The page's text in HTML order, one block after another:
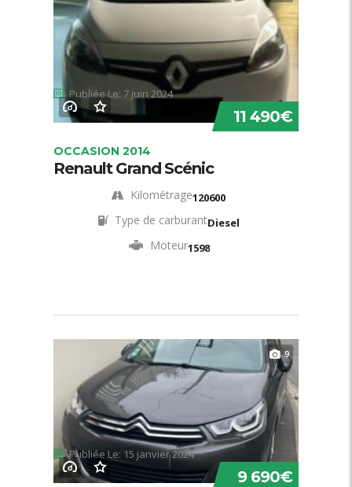
Publiée Le: 7 juin 2024
11 490€
OCCASION 2014
Renault Grand Scénic
Kilométrage120600
Type de carburantDiesel
Moteur1598
9
Publiée Le: 15 janvier 2024
9 690€